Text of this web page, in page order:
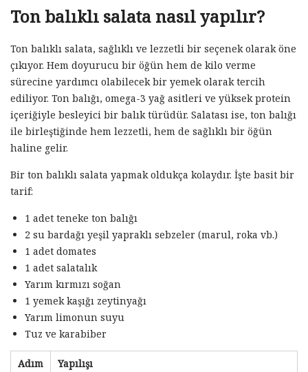
Ton balıklı salata nasıl yapılır?
Ton balıklı salata, sağlıklı ve lezzetli bir seçenek olarak öne
çıkıyor. Hem doyurucu bir öğün hem de kilo verme
sürecine yardımcı olabilecek bir yemek olarak tercih
ediliyor. Ton balığı, omega-3 yağ asitleri ve yüksek protein
içeriğiyle besleyici bir balık türüdür. Salatası ise, ton balığı
ile birleştiğinde hem lezzetli, hem de sağlıklı bir öğün
haline gelir.
Bir ton balıklı salata yapmak oldukça kolaydır. İşte basit bir
tarif:
1 adet teneke ton balığı
2 su bardağı yeşil yapraklı sebzeler (marul, roka vb.)
1 adet domates
1 adet salatalık
Yarım kırmızı soğan
1 yemek kaşığı zeytinyağı
Yarım limonun suyu
Tuz ve karabiber
Adım
Yapılışı